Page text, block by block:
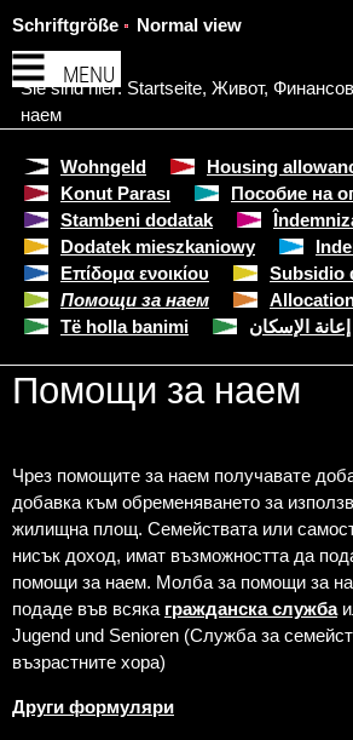
MENU
Schriftgröße Normal view
Sie sind hier: Startseite, Живот,
наем
Wohngeld
Housing
Konut Parası
Пособие на
Stambeni dodatak
Dodatek mieszkaniowy
Επίδομα ενοικίου
Subsidio
Помощи за наем
Të holla banimi
إعانة الإسكان
Помощи за наем
Чрез помощите за наем получавате
добавка към обременяването за
жилищна площ. Семействата или
нисък доход, имат възможността да
помощи за наем. Молба за помощи за
подаде във всяка гражданска служба
Jugend und Senioren (Служба за
възрастните хора)
Други формуляри